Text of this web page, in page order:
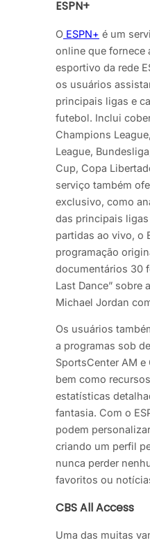
ESPN+
O ESPN+ é um
online que fornece
esportivo da rede
os usuários
principais ligas e
futebol. Inclui
Champions
League,
Cup, Copa
serviço também
exclusivo, como
das principais
partidas ao vivo, o
programação
documentários 30
Last Dance” sobre
Michael Jordan
Os usuários
a programas sob
SportsCenter AM e
bem como
estatísticas
fantasia. Com o
podem
criando um perfil
nunca perder
favoritos ou
CBS All Access
Uma das muitas